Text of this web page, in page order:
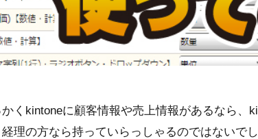
くkintoneに顧客情報や売上情報があるなら、
理の方なら持っていらっしゃるのではないで